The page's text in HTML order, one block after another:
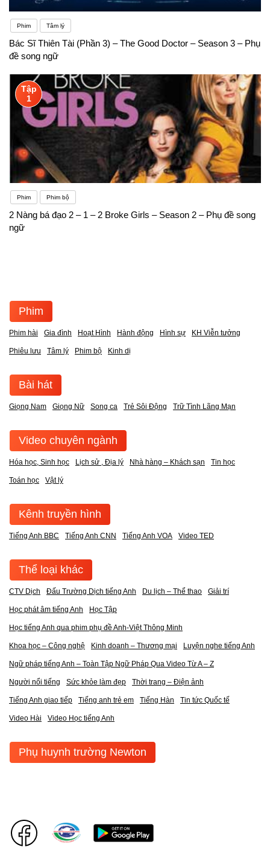
Phim Tâm lý
Bác Sĩ Thiên Tài (Phần 3) – The Good Doctor – Season 3 – Phụ
đề song ngữ
Tập
1
Phim Phim bộ
2 Nàng bá đạo 2 – 1 – 2 Broke Girls – Season 2 – Phụ đề song
ngữ
Phim
Phim hài Gia đình Hoạt Hình Hành động Hình sự KH Viễn tưởng
Phiêu lưu Tâm lý Phim bộ Kinh dị
Bài hát
Giọng Nam Giọng Nữ Song ca Trẻ Sôi Động Trữ Tình Lãng Mạn
Video chuyên ngành
Hóa học, Sinh học Lịch sử , Địa lý Nhà hàng – Khách sạn Tin học
Toán học Vật lý
Kênh truyền hình
Tiếng Anh BBC Tiếng Anh CNN Tiếng Anh VOA Video TED
Thể loại khác
CTV Dịch Đấu Trường Dịch tiếng Anh Du lịch – Thể thao Giải trí
Học phát âm tiếng Anh Học Tập
Học tiếng Anh qua phim phụ đề Anh-Việt Thông Minh
Khoa học – Công nghệ Kinh doanh – Thương mại Luyện nghe tiếng Anh
Ngữ pháp tiếng Anh – Toàn Tập Ngữ Pháp Qua Video Từ A – Z
Người nổi tiếng Sức khỏe làm đẹp Thời trang – Điện ảnh
Tiếng Anh giao tiếp Tiếng anh trẻ em Tiếng Hàn Tin tức Quốc tế
Video Hài Video Học tiếng Anh
Phụ huynh trường Newton